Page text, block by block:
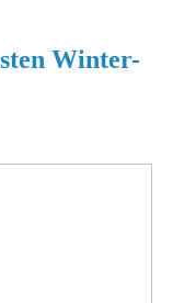
Winter-